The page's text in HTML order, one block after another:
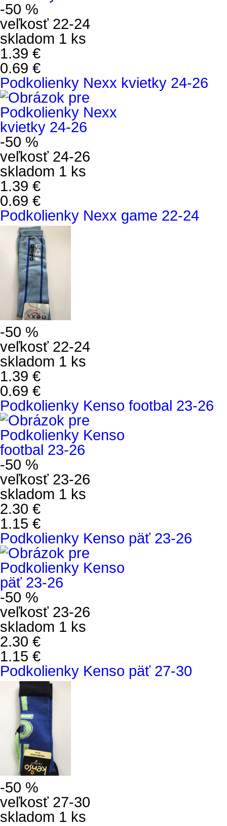
-50 %
veľkosť 22-24
skladom 1 ks
1.39 €
0.69 €
Podkolienky Nexx kvietky 24-26
-50 %
veľkosť 24-26
skladom 1 ks
1.39 €
0.69 €
Podkolienky Nexx game 22-24
-50 %
veľkosť 22-24
skladom 1 ks
1.39 €
0.69 €
Podkolienky Kenso footbal 23-26
-50 %
veľkosť 23-26
skladom 1 ks
2.30 €
1.15 €
Podkolienky Kenso päť 23-26
-50 %
veľkosť 23-26
skladom 1 ks
2.30 €
1.15 €
Podkolienky Kenso päť 27-30
-50 %
veľkosť 27-30
skladom 1 ks